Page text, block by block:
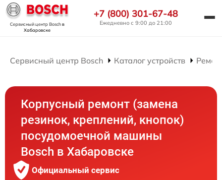
Сервисный центр Boschв
Хабаровске
+7 (800) 301-67-48
Ежедневно с 9:00 до 21:00
Сервисный центр Bosch Каталог устройств
Корпусный ремонт (замена
резинок, креплений, кнопок)
посудомоечной машины
Bosch в Хабаровске
Официальный сервис